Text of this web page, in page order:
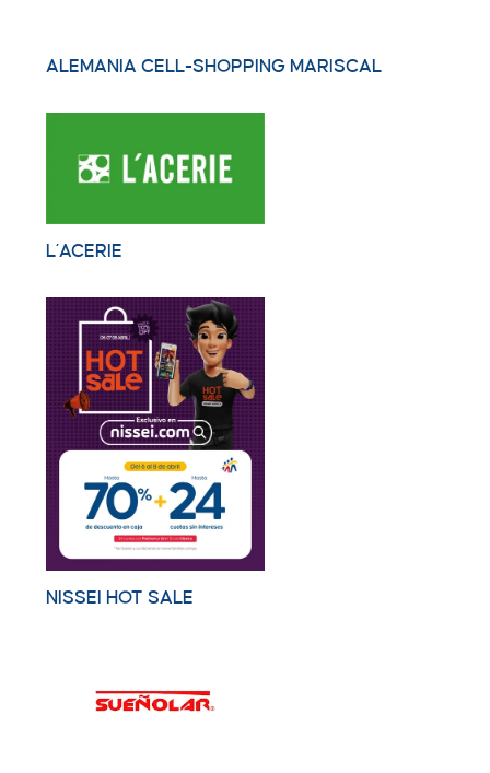
ALEMANIA CELL-SHOPPING MARISCAL
L´ACERIE
NISSEI HOT SALE